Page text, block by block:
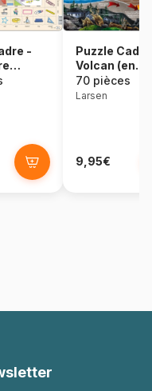
-
:
Puzzle
Volcan (en
Estonien)
70 pièces
Larsen
9,95€